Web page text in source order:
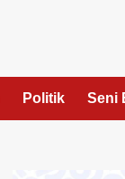
Politik Seni